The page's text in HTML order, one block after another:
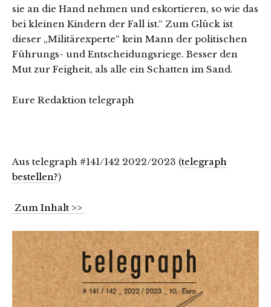
sie an die Hand nehmen und eskortieren, so wie das
bei kleinen Kindern der Fall ist.“ Zum Glück ist
dieser „Militärexperte“ kein Mann der politischen
Führungs- und Entscheidungsriege. Besser den
Mut zur Feigheit, als alle ein Schatten im Sand.
Eure Redaktion telegraph
Aus telegraph #141/142 2022/2023 (telegraph
bestellen?)
Zum Inhalt >>